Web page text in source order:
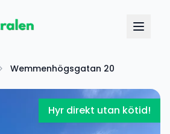
Wemmenhögsgatan 20
Hyr direkt utan kötid!